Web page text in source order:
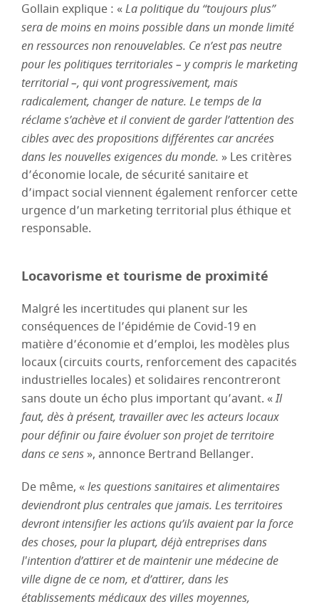
Gollain explique : «La politique du “toujours plus”
sera de moins en moins possible dans un monde limité
en ressources non renouvelables. Ce n’est pas neutre
pour les politiques territoriales – y compris le marketing
territorial –, qui vont progressivement, mais
radicalement, changer de nature. Le temps de la
réclame s’achève et il convient de garder l’attention des
cibles avec des propositions différentes car ancrées
dans les nouvelles exigences du monde. » Les critères
d’économie locale, de sécurité sanitaire et
d’impact social viennent également renforcer cette
urgence d’un marketing territorial plus éthique et
responsable.
Locavorisme et tourisme de proximité
Malgré les incertitudes qui planent sur les
conséquences de l’épidémie de Covid-19 en
matière d’économie et d’emploi, les modèles plus
locaux (circuits courts, renforcement des capacités
industrielles locales) et solidaires rencontreront
sans doute un écho plus important qu’avant. «Il
faut, dès à présent, travailler avec les acteurs locaux
pour définir ou faire évoluer son projet de territoire
dans ce sens », annonce Bertrand Bellanger.
De même, «les questions sanitaires et alimentaires
deviendront plus centrales que jamais. Les territoires
devront intensifier les actions qu’ils avaient par la force
des choses, pour la plupart, déjà entreprises dans
l'intention d’attirer et de maintenir une médecine de
ville digne de ce nom, et d’attirer, dans les
établissements médicaux des villes moyennes,